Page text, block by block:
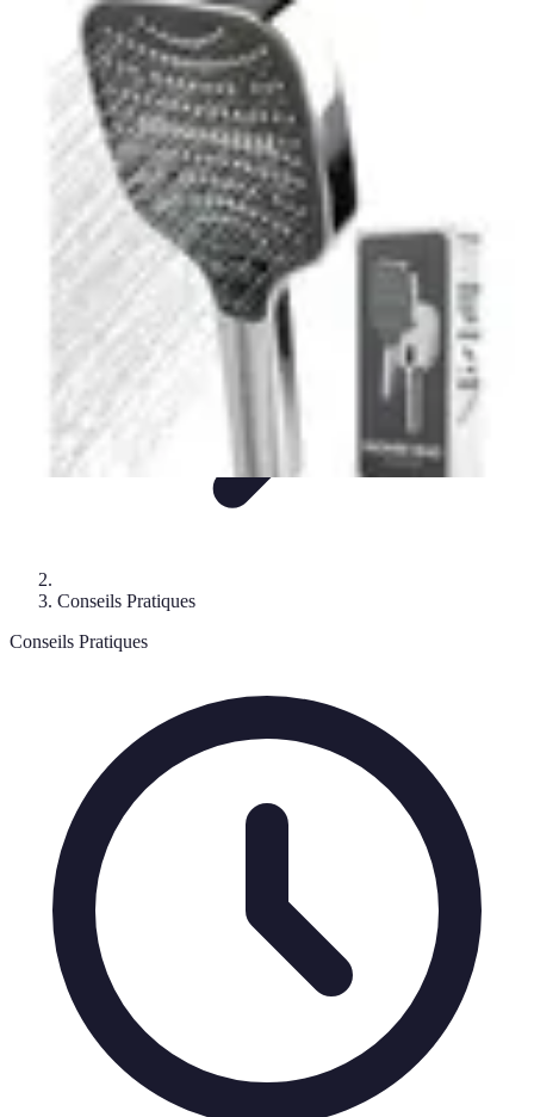
Intervention Plombier
Avis ExpertsProblèmes Communs
Intervention Plombier
Conseils Pratiques
Conseils Pratiques